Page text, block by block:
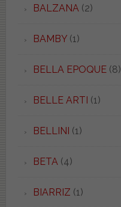
BALZANA (2)
BAMBY(1)
BELLA EPOQUE(8)
BELLE ARTI (1)
BELLINI (1)
BETA (4)
BIARRIZ (1)